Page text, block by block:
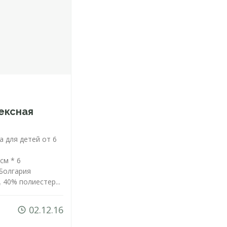
для детей от 6
* 6
полиестер...
02.12.16